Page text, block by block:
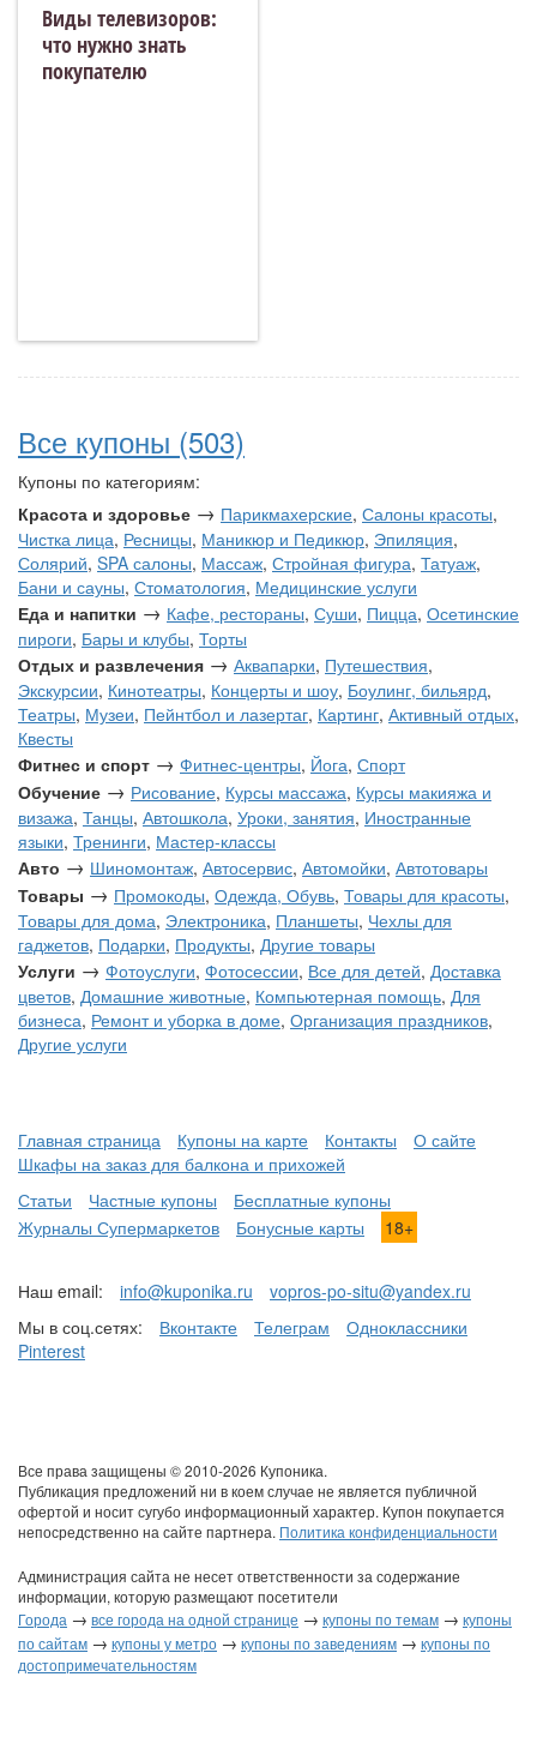
Виды телевизоров:
что нужно знать
покупателю
Все купоны (503)
Купоны по категориям:
Красота и здоровье → Парикмахерские, Салоны красоты,
Чистка лица, Ресницы, Маникюр и Педикюр, Эпиляция,
Солярий, SPA салоны, Массаж, Стройная фигура, Татуаж,
Бани и сауны, Стоматология, Медицинские услуги
Еда и напитки → Кафе, рестораны, Суши, Пицца, Осетинские
пироги, Бары и клубы, Торты
Отдых и развлечения → Аквапарки, Путешествия,
Экскурсии, Кинотеатры, Концерты и шоу, Боулинг, бильярд,
Театры, Музеи, Пейнтбол и лазертаг, Картинг, Активный отдых,
Квесты
Фитнес и спорт → Фитнес-центры, Йога, Спорт
Обучение → Рисование, Курсы массажа, Курсы макияжа и
визажа, Танцы, Автошкола, Уроки, занятия, Иностранные
языки, Тренинги, Мастер-классы
Авто → Шиномонтаж, Автосервис, Автомойки, Автотовары
Товары → Промокоды, Одежда, Обувь, Товары для красоты,
Товары для дома, Электроника, Планшеты, Чехлы для
гаджетов, Подарки, Продукты, Другие товары
Услуги → Фотоуслуги, Фотосессии, Все для детей, Доставка
цветов, Домашние животные, Компьютерная помощь, Для
бизнеса, Ремонт и уборка в доме, Организация праздников,
Другие услуги
Главная страница Купоны на карте Контакты
О сайте
Шкафы на заказ для балкона и прихожей
Статьи
Частные купоны
Бесплатные купоны
Журналы Супермаркетов
Бонусные карты 18+
Наш email: info@kuponika.ru
vopros-po-situ@yandex.ru
Мы в соц.сетях:
Вконтакте Телеграм
Одноклассники
Pinterest
Все права защищены © 2010-2026 Купоника.
Публикация предложений ни в коем случае не является публичной
офертой и носит сугубо информационный характер. Купон покупается
непосредственно на сайте партнера. Политика конфиденциальности
Администрация сайта не несет ответственности за содержание
информации, которую размещают посетители
Города → все города на одной странице → купоны по темам → купоны
по сайтам → купоны у метро → купоны по заведениям → купоны по
достопримечательностям